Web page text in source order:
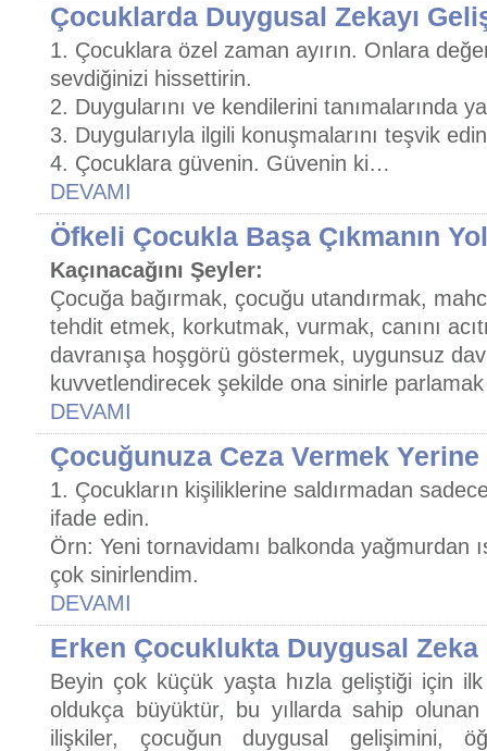
Çocuklarda Duygusal Zekayı
1. Çocuklara özel zaman ayırın. Onlara
sevdiğinizi hissettirin.
2. Duygularını ve kendilerini tanımalarında
3. Duygularıyla ilgili konuşmalarını teşvik
4. Çocuklara güvenin. Güvenin ki…
DEVAMI
Öfkeli Çocukla Başa Çıkmanın
Kaçınacağını Şeyler:
Çocuğa bağırmak, çocuğu utandırmak,
tehdit etmek, korkutmak, vurmak, canını
davranışa hoşgörü göstermek, uygunsuz
kuvvetlendirecek şekilde ona sinirle parlamak
DEVAMI
Çocuğunuza Ceza Vermek Yerine
1. Çocukların kişiliklerine saldırmadan
ifade edin.
Örn: Yeni tornavidamı balkonda yağmurdan
çok sinirlendim.
DEVAMI
Erken Çocuklukta Duygusal Zeka
Beyin çok küçük yaşta hızla geliştiği için ilk
oldukça büyüktür, bu yıllarda sahip olunan
ilişkiler, çocuğun duygusal gelişimini,